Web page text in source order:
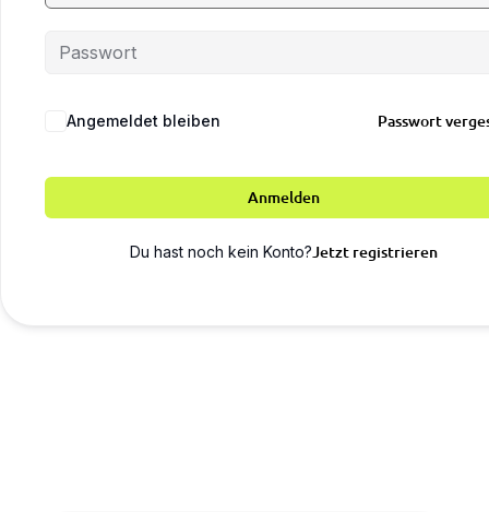
Angemeldet bleiben Passwort
Anmelden
Du hast noch kein Konto?Jetzt registrieren